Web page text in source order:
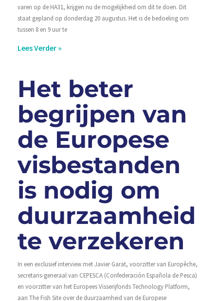
varen op de HA31, krijgen nu de mogelijkheid om dit te doen. Dit
staat gepland op donderdag 20 augustus. Het is de bedoeling om
tussen 8 en 9 uur te
Lees Verder »
Het beter
begrijpen van
de Europese
visbestanden
is nodig om
duurzaamheid
te verzekeren
In een exclusief interview met Javier Garat, voorzitter van Europêche,
secretaris-generaal van CEPESCA (Confederación Española de Pesca)
en voorzitter van het Europees Visserijfonds Technology Platform,
aan The Fish Site over de duurzaamheid van de Europese